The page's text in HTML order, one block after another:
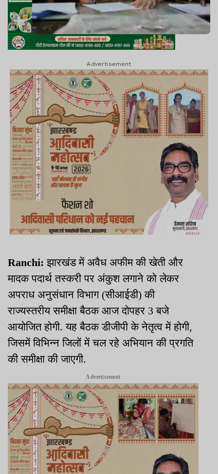
Advertisement
Ranchi:झारखंड में अवैध अफीम की खेती और
मादक पदार्थ तस्करी पर अंकुश लगाने को लेकर
अपराध अनुसंधान विभाग (सीआईडी) की
राज्यस्तरीय समीक्षा बैठक आज दोपहर 3 बजे
आयोजित होगी. यह बैठक डीजीपी के नेतृत्व में होगी,
जिसमें विभिन्न जिलों में चल रहे अभियान की प्रगति
की समीक्षा की जाएगी.
Advertisement